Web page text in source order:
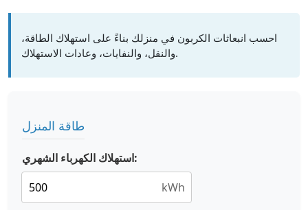
احسب انبعاثات الكربون في منزلك بناءً على استهلاك الطاقة،
والنقل، والنفايات، وعادات الاستهلاك.
طاقة المنزل
استهلاك الكهرباء الشهري:
kWh